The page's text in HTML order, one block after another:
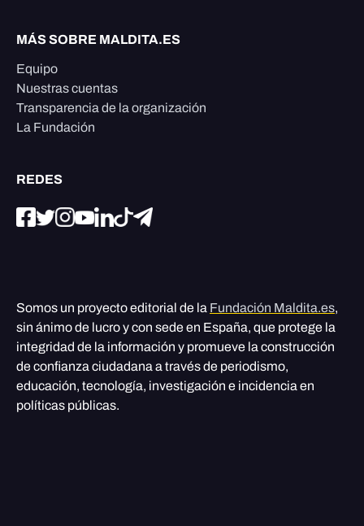
MÁS SOBRE MALDITA.ES
Equipo
Nuestras cuentas
Transparencia de la organización
La Fundación
REDES
Somos un proyecto editorial de la Fundación Maldita.es,
sin ánimo de lucro y con sede en España, que protege la
integridad de la información y promueve la construcción
de confianza ciudadana a través de periodismo,
educación, tecnología, investigación e incidencia en
políticas públicas.